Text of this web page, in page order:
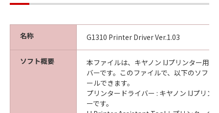
名称 G1310 Printer Driver Ver.1.03
ソフト概要
本ファイルは、キヤノン IJプリンター用
バーです。このファイルで、以下のソフト
ールできます。
プリンタードライバー : キヤノン IJプリン
ーです。